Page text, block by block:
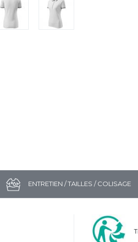
ENTRETIEN / TAILLES / COLISAGE